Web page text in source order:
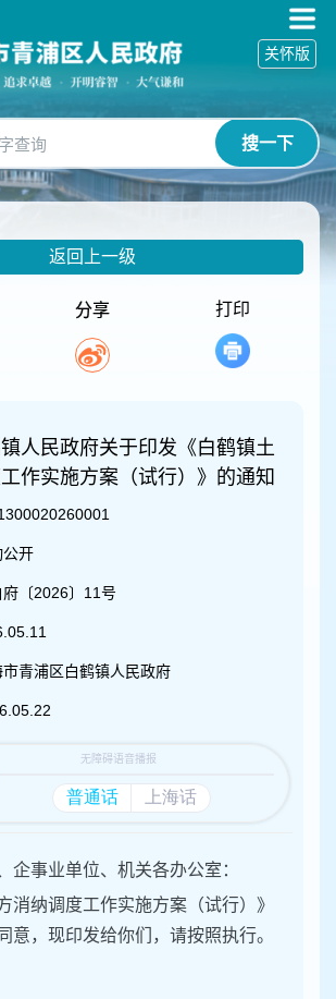
搜一下
关怀版
返回上一级
分享 打印
人民政府关于印发《白鹤镇土
作实施方案（试行）》的通知
公开
府〔2026〕11号
市青浦区白鹤镇人民政府
企事业单位、机关各办公室：
消纳调度工作实施方案（试行） 》
意，现印发给你们，请按照执行。